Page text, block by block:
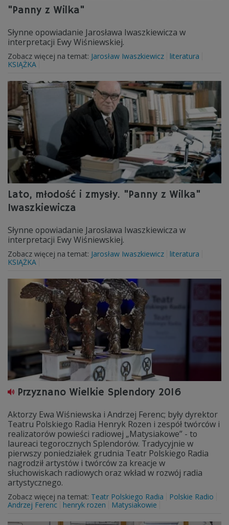
"Panny z Wilka"
Słynne opowiadanie Jarosława Iwaszkiewicza w
interpretacji Ewy Wiśniewskiej.
Zobacz więcej na temat: Jarosław Iwaszkiewicz
literatura
KSIĄŻKA
Lato, młodość i zmysły. "Panny z Wilka"
Iwaszkiewicza
Słynne opowiadanie Jarosława Iwaszkiewicza w
interpretacji Ewy Wiśniewskiej.
Zobacz więcej na temat: Jarosław Iwaszkiewicz
literatura
KSIĄŻKA
Przyznano Wielkie Splendory 2016
Aktorzy Ewa Wiśniewska i Andrzej Ferenc; były dyrektor
Teatru Polskiego Radia Henryk Rozen i zespół twórców i
realizatorów powieści radiowej „Matysiakowe” - to
laureaci tegorocznych Splendorów. Tradycyjnie w
pierwszy poniedziałek grudnia Teatr Polskiego Radia
nagrodził artystów i twórców za kreacje w
słuchowiskach radiowych oraz wkład w rozwój radia
artystycznego.
Zobacz więcej na temat: Teatr Polskiego Radia
Polskie Radio
Andrzej Ferenc
henryk rozen Matysiakowie